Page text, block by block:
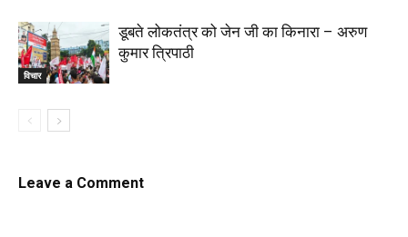
विचार
डूबते लोकतंत्र को जेन जी का किनारा – अरुण
कुमार त्रिपाठी
Leave a Comment